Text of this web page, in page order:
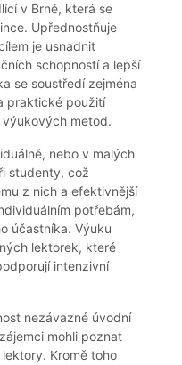
v Brně, která se
Upřednostňuje
je usnadnit
schopností a lepší
se soustředí zejména
praktické použití
metod.
nebo v malých
studenty, což
z nich a efektivnější
potřebám,
účastníka. Výuku
lektorek, které
intenzivní
nezávazné úvodní
mohli poznat
Kromě toho